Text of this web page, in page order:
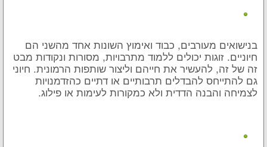
בנישואים מעורבים, כבוד ואימוץ השונות אחד מהשני הם
חיוניים. זוגות יכולים ללמוד מתרבויות, מסורות ונקודות מבט
זה של זה, להעשיר את חייהם וליצור שותפות הרמונית. חיוני
גם להתייחס להבדלים תרבותיים או דתיים כהזדמנויות
לצמיחה והבנה הדדית ולא כמקורות לעימות או פילוג.